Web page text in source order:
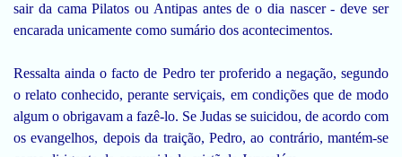
sair da cama Pilatos ou Antipas antes de o dia nascer - deve ser
encarada unicamente como sumário dos acontecimentos.
Ressalta ainda o facto de Pedro ter proferido a negação, segundo
o relato conhecido, perante serviçais, em condições que de modo
algum o obrigavam a fazê-lo. Se Judas se suicidou, de acordo com
os evangelhos, depois da traição, Pedro, ao contrário, mantém-se